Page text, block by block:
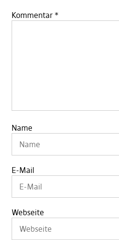
Kommentar *
Name
E-Mail
Webseite